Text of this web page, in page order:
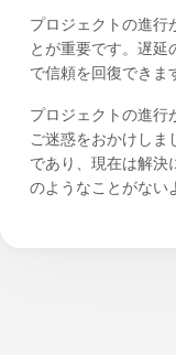
プロジェクトの進行
とが重要です。遅延
で信頼を回復できま
プロジェクトの進行
ご迷惑をおかけしま
であり、現在は解決
のようなことがない